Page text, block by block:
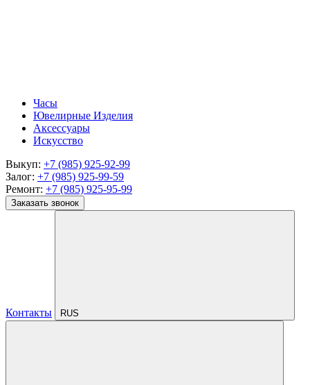
Часы
Ювелирные Изделия
Аксессуары
Искусство
Выкуп: +7 (985) 925-92-99
Залог: +7 (985) 925-99-59
Ремонт: +7 (985) 925-95-99
Заказать звонок
Контакты RUS